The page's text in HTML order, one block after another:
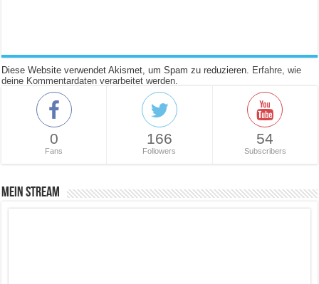
Diese Website verwendet Akismet, um Spam zu reduzieren. Erfahre, wie
deine Kommentardaten verarbeitet werden.
0
Fans
166
Followers
54
Subscribers
Mein Stream